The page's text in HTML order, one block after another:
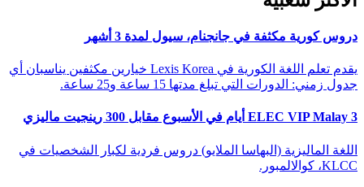
دروس كورية مكثفة في جانجنام، سيول لمدة 3 أشهر
يقدم تعلم اللغة الكورية في Lexis Korea خيارين مكثفين يناسبان أي
جدول زمني: الدورات التي تبلغ مدتها 15 ساعة و25 ساعة.
ELEC VIP Malay 3 أيام في الأسبوع مقابل 300 رينجيت ماليزي
اللغة الماليزية (البهاسا الملايو) دروس فردية لكبار الشخصيات في
KLCC، كوالالمبور.